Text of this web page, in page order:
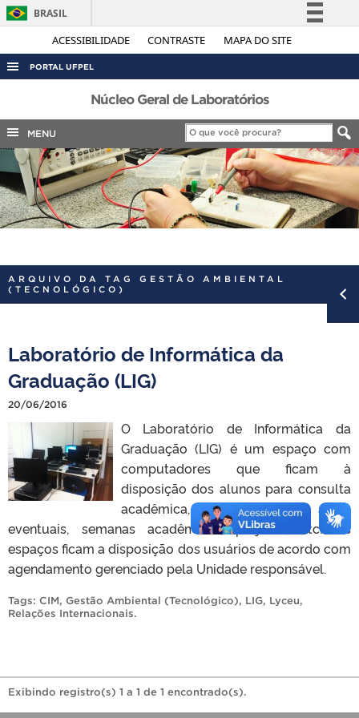
ACESSIBILIDADE CONTRASTE MAPA DO SITE
BRASIL
Simplifique!
Legislação
Canais
PORTAL UFPEL
ACESSO À INFORMAÇÃO
AUDITORIA
COBALTO
CONCURSOS
EDITAIS
INTERNACIONAL
PORTARIAS
Núcleo Geral de Laboratórios
MENU
ARQUIVO DA TAG GESTÃO AMBIENTAL
(TECNOLÓGICO)
Laboratório de Informática da
Graduação (LIG)
20/06/2016
O Laboratório de Informática da
Graduação (LIG) é um espaço com
computadores que ficam à
disposição dos alunos para consulta
acadêmica, bem como, para aulas
eventuais, semanas acadêmicas, projetos, etc. Os
espaços ficam a disposição dos usuários de acordo com
agendamento gerenciado pela Unidade responsável.
Tags: CIM, Gestão Ambiental (Tecnológico), LIG, Lyceu,
Relações Internacionais.
Exibindo registro(s) 1 a 1 de 1 encontrado(s).